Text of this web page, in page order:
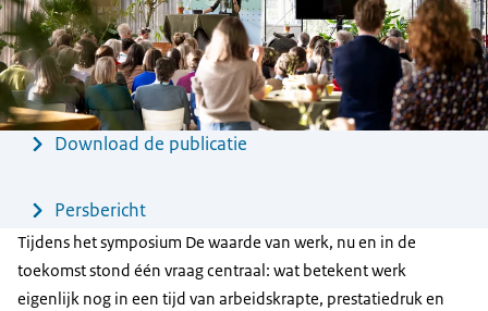
MenuDownload de publicatie
Persbericht
Tijdens het symposium De waarde van werk, nu en in de
toekomst stond één vraag centraal: wat betekent werk
eigenlijk nog in een tijd van arbeidskrapte, prestatiedruk en